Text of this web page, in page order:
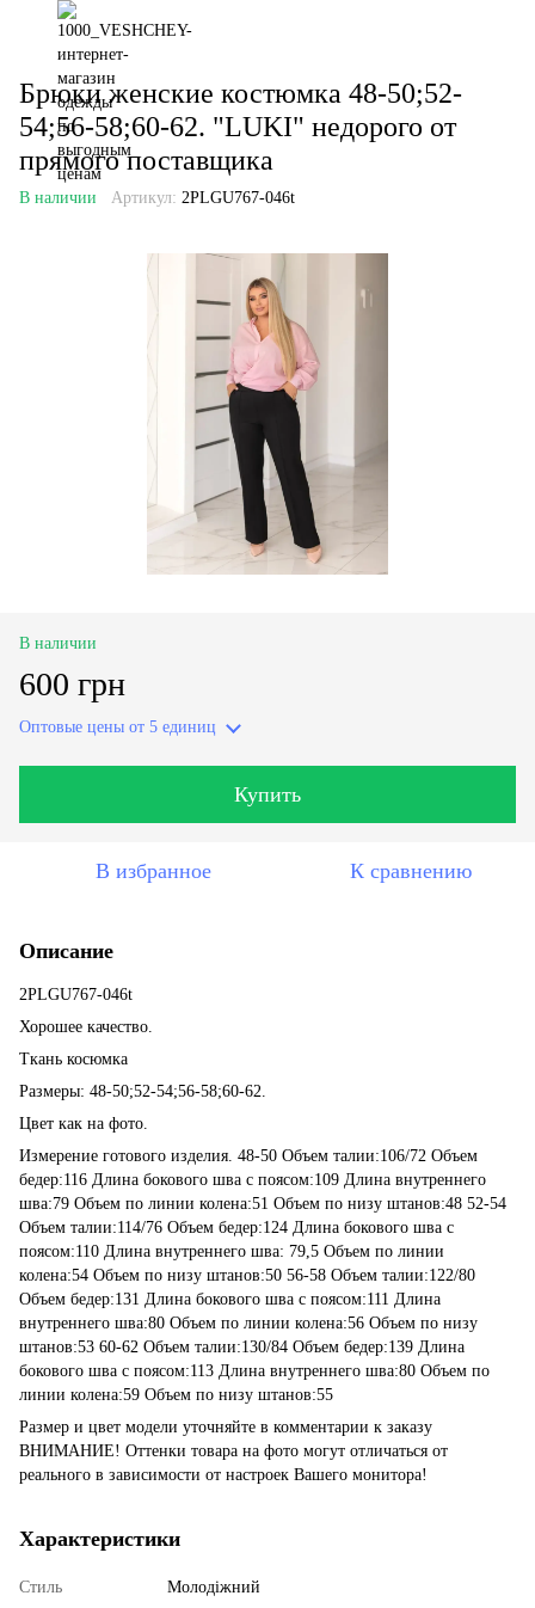
Брюки женские костюмка 48-50;52-
54;56-58;60-62. "LUKI" недорого от
прямого поставщика
В наличии Артикул: 2PLGU767-046t
В наличии
600 грн
Оптовые цены от 5 единиц
Купить
В избранное К сравнению
Описание
2PLGU767-046t
Хорошее качество.
Ткань косюмка
Размеры: 48-50;52-54;56-58;60-62.
Цвет как на фото.
Измерение готового изделия. 48-50 Объем талии:106/72 Объем
бедер:116 Длина бокового шва с поясом:109 Длина внутреннего
шва:79 Объем по линии колена:51 Объем по низу штанов:48 52-54
Объем талии:114/76 Объем бедер:124 Длина бокового шва с
поясом:110 Длина внутреннего шва: 79,5 Объем по линии
колена:54 Объем по низу штанов:50 56-58 Объем талии:122/80
Объем бедер:131 Длина бокового шва с поясом:111 Длина
внутреннего шва:80 Объем по линии колена:56 Объем по низу
штанов:53 60-62 Объем талии:130/84 Объем бедер:139 Длина
бокового шва с поясом:113 Длина внутреннего шва:80 Объем по
линии колена:59 Объем по низу штанов:55
Размер и цвет модели уточняйте в комментарии к заказу
ВНИМАНИЕ! Оттенки товара на фото могут отличаться от
реального в зависимости от настроек Вашего монитора!
Характеристики
Стиль
Молодіжний